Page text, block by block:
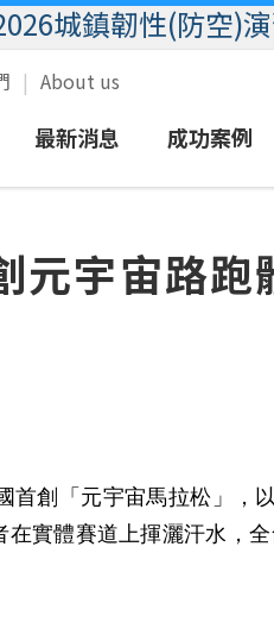
城鎮韌性(防空)
About us
MVPN行
最新消息
活動
成功案例
影音報導
元宇宙路
首創「元宇宙馬拉松」，
實體賽道上揮灑汗水，